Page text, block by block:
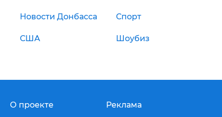
Новости Донбасса Спорт
США Шоубиз
О проекте Реклама